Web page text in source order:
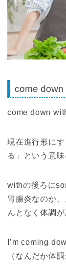
come down
come down
現在進行形に
る」という意味
withの後ろに
胃腸炎なのか
んとなく体調
I’m coming
（なんだか体